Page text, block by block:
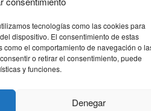
tecnologías como las cookies para
dispositivo. El consentimiento de estas
el comportamiento de navegación o
o retirar el consentimiento, puede
y funciones.
Denegar
tras acusar
las residencias
Miguel Ángel Rodríguez, ha
sobre una de ...